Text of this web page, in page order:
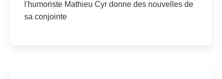
l'humoriste Mathieu Cyr donne des nouvelles de
sa conjointe